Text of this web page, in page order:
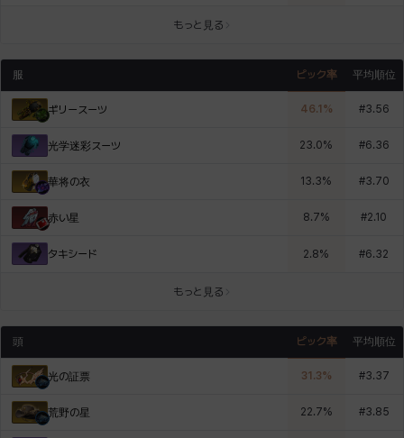
もっと見る
服 ピック率 平均順位
ギリースーツ 46.1 % #3.56
光学迷彩スーツ 23.0% #6.36
華将の衣 13.3% #3.70
赤い星 8.7% #2.10
タキシード 2.8% #6.32
もっと見る
頭 ピック率 平均順位
光の証票 31.3% #3.37
荒野の星 22.7% #3.85